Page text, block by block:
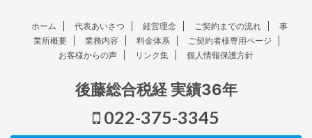
ホーム 代表あいさつ 経営理念 ご契約までの流れ
事
業所概要
業務内容 料金体系
ご契約者様専用ページ
お客様からの声
リンク集 個人情報保護方針
後藤総合税経 実績36年
022-375-3345